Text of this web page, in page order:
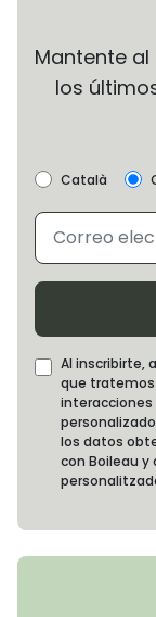
Mantente
los
Català
Al inscribirte,
que
interacciones
los datos
con Boileau